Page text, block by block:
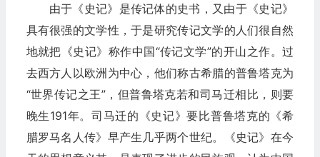
由于《史记》是传记体的史书，又由于《史记》
具有很强的文学性，于是研究传记文学的人们很自然
地就把《史记》称作中国“传记文学”的开山之作。过
去西方人以欧洲为中心，他们称古希腊的普鲁塔克为
“世界传记之王”，但普鲁塔克若和司马迁相比，则要
晚生191年。司马迁的《史记》要比普鲁塔克的《希
腊罗马名人传》早产生几乎两个世纪。《史记》在今